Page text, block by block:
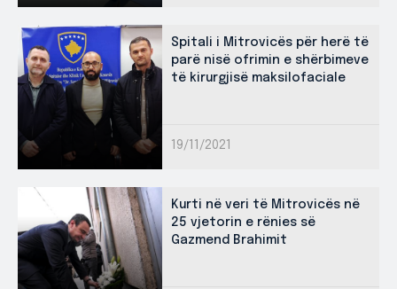
Spitali i Mitrovicës për herë të
parë nisë ofrimin e shërbimeve
të kirurgjisë maksilofaciale
19/11/2021
Kurti në veri të Mitrovicës në
25 vjetorin e rënies së
Gazmend Brahimit